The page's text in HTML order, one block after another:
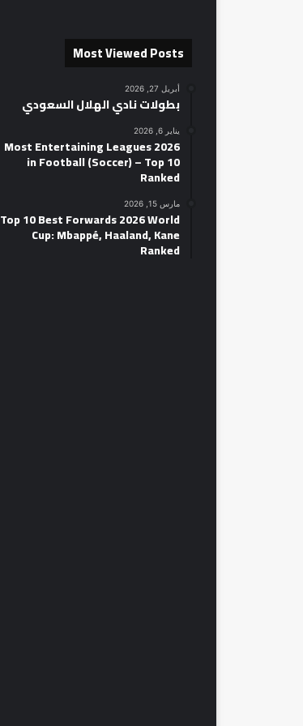
Most Viewed Posts
أبريل 27, 2026
بطولات نادي الهلال السعودي
يناير 6, 2026
2026 Most Entertaining Leagues
in Football (Soccer) – Top 10
Ranked
مارس 15, 2026
Top 10 Best Forwards 2026 World
Cup: Mbappé, Haaland, Kane
Ranked